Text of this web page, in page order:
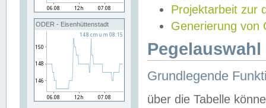
ODER - Eisenhüttenstadt
Projektarbeit zur
Generierung von
Grundlegende
über die Tabelle